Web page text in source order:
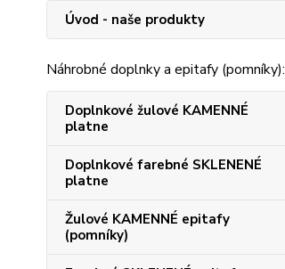
Úvod - naše produkty
Náhrobné doplnky a epitafy (pomníky):
Doplnkové žulové KAMENNÉ
platne
Doplnkové farebné SKLENENÉ
platne
Žulové KAMENNÉ epitafy
(pomníky)